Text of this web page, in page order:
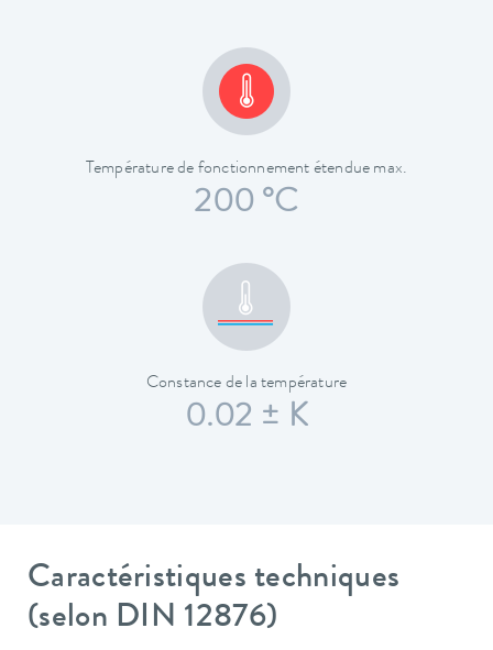
Température de fonctionnement étendue max.
200 °C
Constance de la température
0.02 ± K
Caractéristiques techniques
(selon DIN 12876)